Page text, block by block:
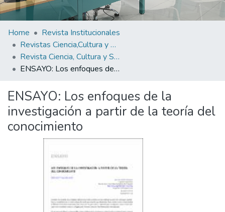
Home
Revista Institucionales
Revistas Ciencia,Cultura y Sociedad
Revista Ciencia, Cultura y Sociedad Vol. 6 N°1
ENSAYO: Los enfoques de la investigación a partir de la teoría del conocimiento
ENSAYO: Los enfoques de la
investigación a partir de la teoría del
conocimiento